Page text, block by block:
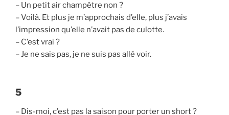
– Un petit air champêtre non ?
– Voilà. Et plus je m’approchais d’elle, plus j’avais
l’impression qu’elle n’avait pas de culotte.
– C’est vrai ?
– Je ne sais pas, je ne suis pas allé voir.
5
– Dis-moi, c’est pas la saison pour porter un short ?